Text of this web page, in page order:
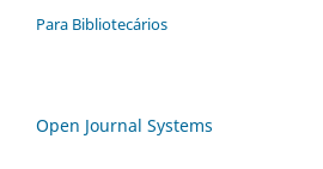
Para Bibliotecários
Open Journal Systems